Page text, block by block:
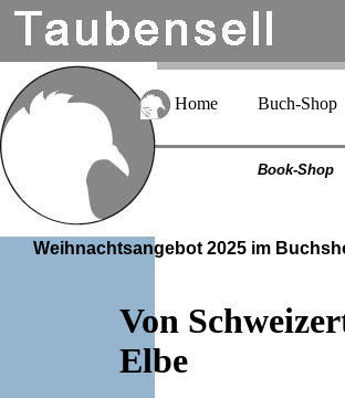
Home Buch-Shop
Book-Shop
Weihnachtsangebot 2025 im
Von
Elbe